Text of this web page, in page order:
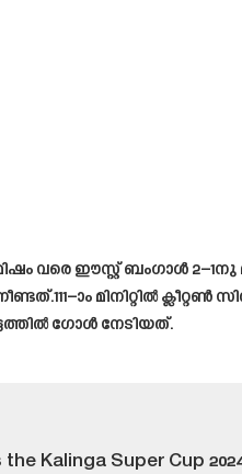
വരെ ഈസ്റ്റ് ബംഗാൾ
മിനിറ്റിൽ
ഗോൾ നേടിയത്.
Kalinga Super Cup